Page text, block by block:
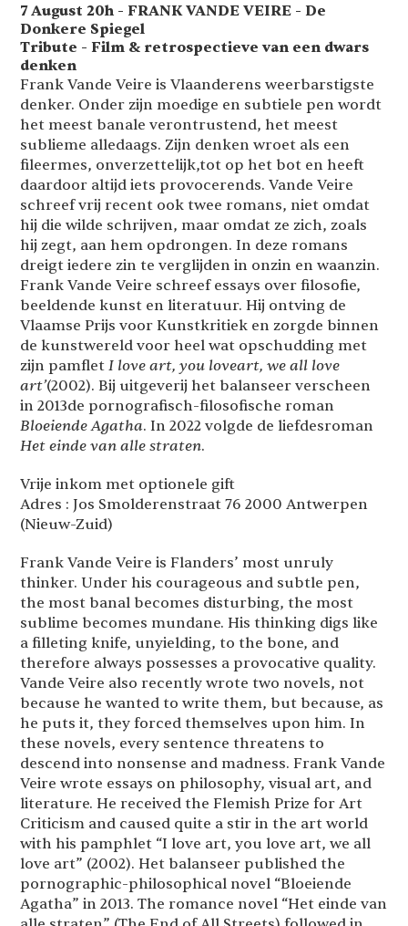
7 August 20h - FRANK VANDE VEIRE - De
Donkere Spiegel
Tribute - Film & retrospectieve van een dwars
denken
Frank Vande Veire is Vlaanderens weerbarstigste
denker. Onder zijn moedige en subtiele pen wordt
het meest banale verontrustend, het meest
sublieme alledaags. Zijn denken wroet als een
fileermes, onverzettelijk,tot op het bot en heeft
daardoor altijd iets provocerends. Vande Veire
schreef vrij recent ook twee romans, niet omdat
hij die wilde schrijven, maar omdat ze zich, zoals
hij zegt, aan hem opdrongen. In deze romans
dreigt iedere zin te verglijden in onzin en waanzin.
Frank Vande Veire schreef essays over filosofie,
beeldende kunst en literatuur. Hij ontving de
Vlaamse Prijs voor Kunstkritiek en zorgde binnen
de kunstwereld voor heel wat opschudding met
zijn pamfletI love art, you loveart, we all love
art’(2002). Bij uitgeverij het balanseer verscheen
in 2013de pornografisch-filosofische roman
Bloeiende Agatha. In 2022 volgde de liefdesroman
Het einde van alle straten.
Vrije inkom met optionele gift
Adres : Jos Smolderenstraat 76 2000 Antwerpen
(Nieuw-Zuid)
Frank Vande Veire is Flanders’ most unruly
thinker. Under his courageous and subtle pen,
the most banal becomes disturbing, the most
sublime becomes mundane. His thinking digs like
a filleting knife, unyielding, to the bone, and
therefore always possesses a provocative quality.
Vande Veire also recently wrote two novels, not
because he wanted to write them, but because, as
he puts it, they forced themselves upon him. In
these novels, every sentence threatens to
descend into nonsense and madness. Frank Vande
Veire wrote essays on philosophy, visual art, and
literature. He received the Flemish Prize for Art
Criticism and caused quite a stir in the art world
with his pamphlet “I love art, you love art, we all
love art” (2002). Het balanseer published the
pornographic-philosophical novel “Bloeiende
Agatha” in 2013. The romance novel “Het einde van